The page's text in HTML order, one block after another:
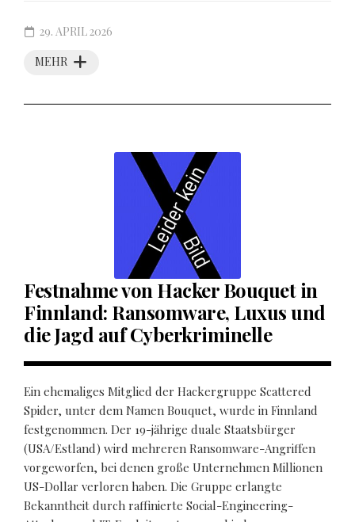
MEHR
29. APRIL 2026
Festnahme von Hacker Bouquet in
Finnland: Ransomware, Luxus und
die Jagd auf Cyberkriminelle
Ein ehemaliges Mitglied der Hackergruppe Scattered
Spider, unter dem Namen Bouquet, wurde in Finnland
festgenommen. Der 19-jährige duale Staatsbürger
(USA/Estland) wird mehreren Ransomware-Angriffen
vorgeworfen, bei denen große Unternehmen Millionen
US-Dollar verloren haben. Die Gruppe erlangte
Bekanntheit durch raffinierte Social-Engineering-